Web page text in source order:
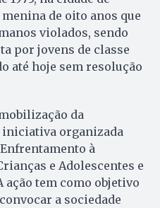
de oito anos que
violados, sendo
por jovens de classe
até hoje sem resolução
da
iniciativa organizada
à
e Adolescentes e
ação tem como objetivo
a sociedade